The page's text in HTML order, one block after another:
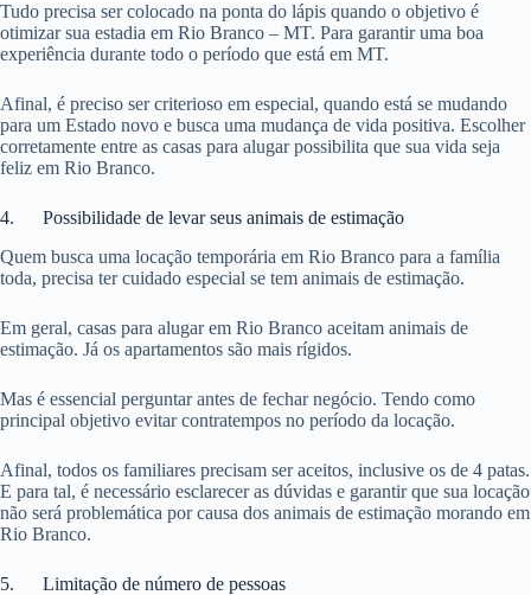
Tudo precisa ser colocado na ponta do lápis quando o objetivo é
otimizar sua estadia em Rio Branco – MT. Para garantir uma boa
experiência durante todo o período que está em MT.
Afinal, é preciso ser criterioso em especial, quando está se mudando
para um Estado novo e busca uma mudança de vida positiva. Escolher
corretamente entre as casas para alugar possibilita que sua vida seja
feliz em Rio Branco.
4. Possibilidade de levar seus animais de estimação
Quem busca uma locação temporária em Rio Branco para a família
toda, precisa ter cuidado especial se tem animais de estimação.
Em geral, casas para alugar em Rio Branco aceitam animais de
estimação. Já os apartamentos são mais rígidos.
Mas é essencial perguntar antes de fechar negócio. Tendo como
principal objetivo evitar contratempos no período da locação.
Afinal, todos os familiares precisam ser aceitos, inclusive os de 4 patas.
E para tal, é necessário esclarecer as dúvidas e garantir que sua locação
não será problemática por causa dos animais de estimação morando em
Rio Branco.
5. Limitação de número de pessoas